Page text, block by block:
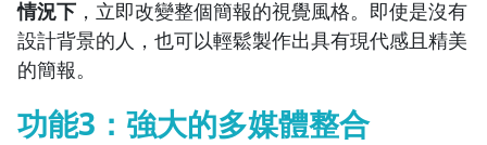
情況下 ，立即改變整個簡報的視覺風格。即使是沒有
設計背景的人，也可以輕鬆製作出具有現代感且精美
的簡報。
功能3：強大的多媒體整合